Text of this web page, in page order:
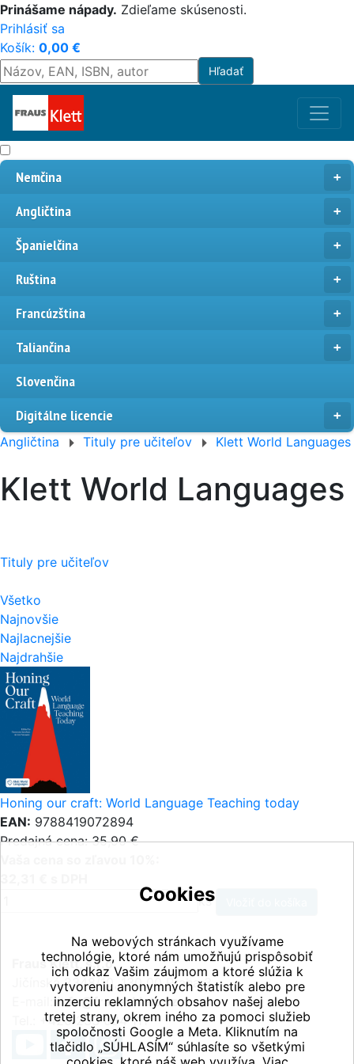
Prinášame nápady. Zdieľame skúsenosti.
Prihlásiť sa
Košík: 0,00 €
Nemčina
Angličtina
Španielčina
Ruština
Francúzština
Taliančina
Slovenčina
Digitálne licencie
Angličtina Tituly pre učiteľov Klett World Languages
Klett World Languages
Tituly pre učiteľov
Všetko
Najnovšie
Najlacnejšie
Najdrahšie
Honing our craft: World Language Teaching today
EAN: 9788419072894
Predajná cena: 35,90 €
ks
Fraus Klett, s.r.o.
Jičínská 2348/10, 130 00 Praha 3
E-mail:info@fraus-klett.cz
Tel.: +420 233 084 111
Cookies
Na webových stránkach využívame
technológie, ktoré nám umožňujú prispôsobiť
ich odkaz Vašim záujmom a ktoré slúžia k
vytvoreniu anonymných štatistík alebo pre
inzerciu reklamných obsahov našej alebo
tretej strany, okrem iného za pomoci služieb
spoločnosti Google a Meta. Kliknutím na
tlačidlo „SÚHLASÍM“ súhlasíte so všetkými